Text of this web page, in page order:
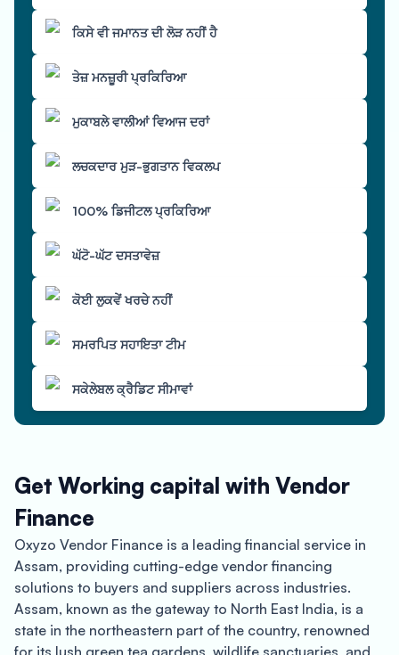
ਕਿਸੇ ਵੀ ਜਮਾਨਤ ਦੀ ਲੋੜ ਨਹੀਂ ਹੈ
ਤੇਜ਼ ਮਨਜ਼ੂਰੀ ਪ੍ਰਕਿਰਿਆ
ਮੁਕਾਬਲੇ ਵਾਲੀਆਂ ਵਿਆਜ ਦਰਾਂ
ਲਚਕਦਾਰ ਮੁੜ-ਭੁਗਤਾਨ ਵਿਕਲਪ
100% ਡਿਜੀਟਲ ਪ੍ਰਕਿਰਿਆ
ਘੱਟੋ-ਘੱਟ ਦਸਤਾਵੇਜ਼
ਕੋਈ ਲੁਕਵੇਂ ਖਰਚੇ ਨਹੀਂ
ਸਮਰਪਿਤ ਸਹਾਇਤਾ ਟੀਮ
ਸਕੇਲੇਬਲ ਕ੍ਰੈਡਿਟ ਸੀਮਾਵਾਂ
Get Working capital with Vendor
Finance
Oxyzo Vendor Finance is a leading financial service in
Assam, providing cutting-edge vendor financing
solutions to buyers and suppliers across industries.
Assam, known as the gateway to North East India, is a
state in the northeastern part of the country, renowned
for its lush green tea gardens, wildlife sanctuaries, and